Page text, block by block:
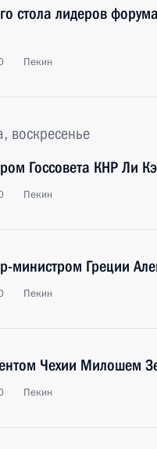
стола лидеров
Пекин
воскресенье
Госсовета КНР Ли
Пекин
министром Греции
Пекин
Чехии Милошем
Пекин